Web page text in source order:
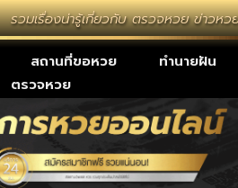
รวมเรื่องน่ารู้เกี่ยวกับ ตรวจหวย ข่าวหว
สถานที่ขอหวย
ทำนายฝัน
ตรวจหวย